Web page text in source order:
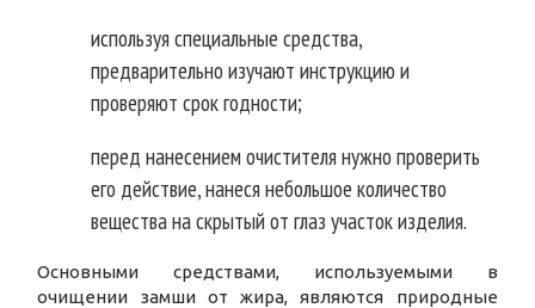
используя специальные средства,
предварительно изучают инструкцию и
проверяют срок годности;
перед нанесением очистителя нужно проверить
его действие, нанеся небольшое количество
вещества на скрытый от глаз участок изделия.
Основными средствами, используемыми в
очищении замши от жира, являются природные